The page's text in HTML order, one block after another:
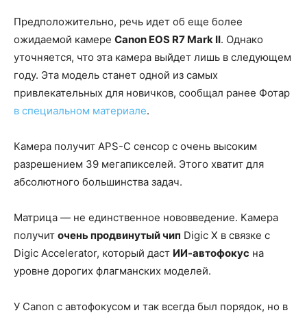
Предположительно, речь идет об еще более
ожидаемой камере Canon EOS R7 Mark II. Однако
уточняется, что эта камера выйдет лишь в следующем
году. Эта модель станет одной из самых
привлекательных для новичков, сообщал ранее Фотар
в специальном материале.
Камера получит APS-C сенсор с очень высоким
разрешением 39 мегапикселей. Этого хватит для
абсолютного большинства задач.
Матрица — не единственное нововведение. Камера
получит очень продвинутый чип Digic X в связке с
Digic Accelerator, который даст ИИ-автофокус на
уровне дорогих флагманских моделей.
У Canon с автофокусом и так всегда был порядок, но в